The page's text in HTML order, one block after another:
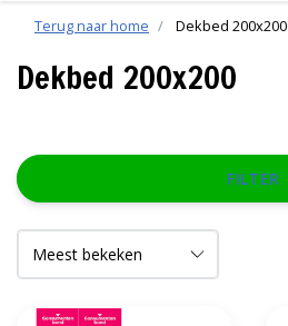
Terug naar home Dekbed 200x200
Dekbed 200x200
FILTER